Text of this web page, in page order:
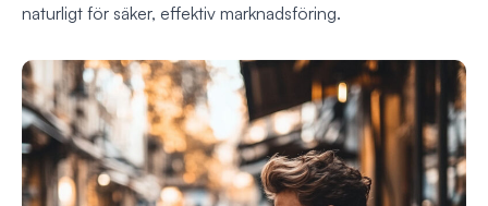
naturligt för säker, effektiv marknadsföring.